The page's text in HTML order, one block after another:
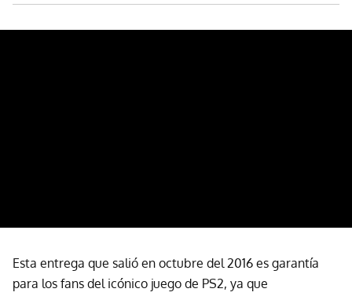
Esta entrega que salió en octubre del 2016 es garantía
para los fans del icónico juego de PS2, ya que